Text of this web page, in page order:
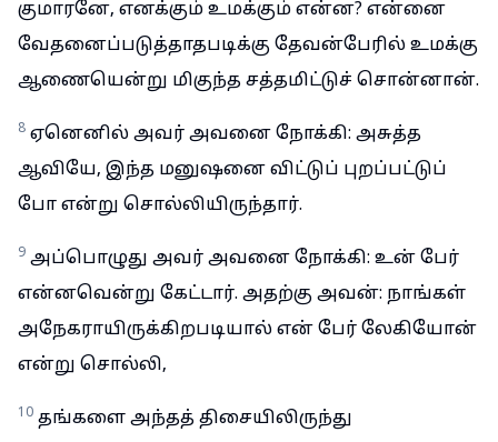
குமாரனே, எனக்கும் உமக்கும் என்ன? என்னை
வேதனைப்படுத்தாதபடிக்கு தேவன்பேரில் உமக்கு
ஆணையென்று மிகுந்த சத்தமிட்டுச் சொன்னான்.
8 ஏனெனில் அவர் அவனை நோக்கி: அசுத்த
ஆவியே, இந்த மனுஷனை விட்டுப் புறப்பட்டுப்
போ என்று சொல்லியிருந்தார்.
9 அப்பொழுது அவர் அவனை நோக்கி: உன் பேர்
என்னவென்று கேட்டார். அதற்கு அவன்: நாங்கள்
அநேகராயிருக்கிறபடியால் என் பேர் லேகியோன்
என்று சொல்லி,
10 தங்களை அந்தத் திசையிலிருந்து